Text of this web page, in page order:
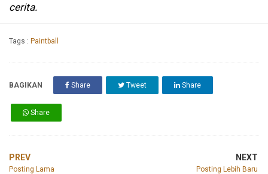
cerita.
Tags : Paintball
BAGIKAN Share Tweet Share
Share
PREV
Posting Lama
NEXT
Posting Lebih Baru